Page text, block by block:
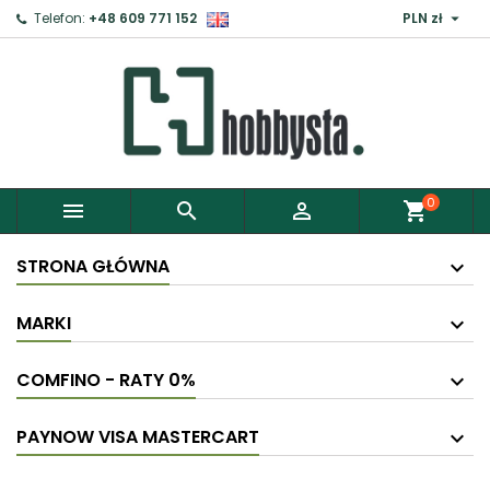
Telefon: +48 609 771 152 PLN zł 
   shopping_cart0
STRONA GŁÓWNA
MARKI
COMFINO - RATY 0%
PAYNOW VISA MASTERCART
Zaloguj ×
Aby zapisać produkty do Schowka, musisz się
Anuluj Zaloguj